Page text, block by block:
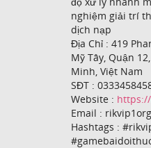
nghiệm giải trí
dịch nạp
Địa Chỉ : 419
Mỹ Tây, Quận
Minh, Việt Nam
SĐT :
Website :
Email :
Hashtags :